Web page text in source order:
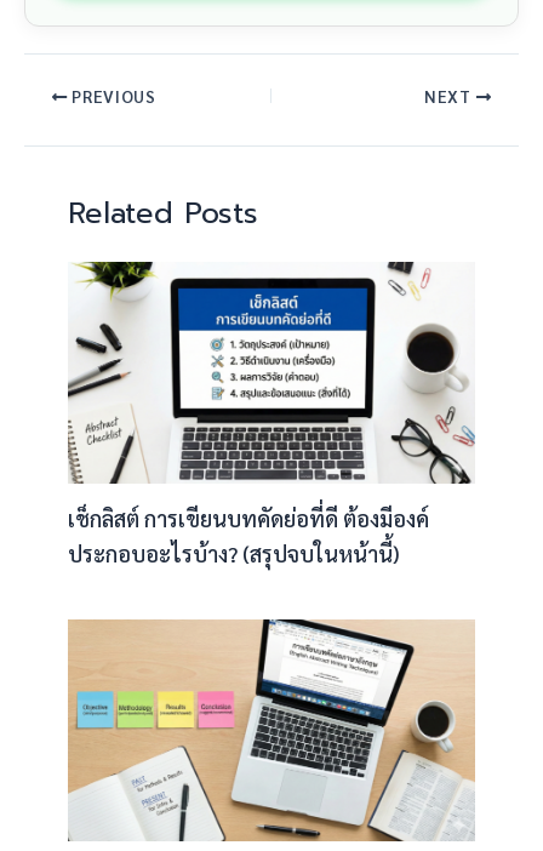
PREVIOUS NEXT
Related Posts
เช็กลิสต์ การเขียนบทคัดย่อที่ดี ต้องมีองค์
ประกอบอะไรบ้าง? (สรุปจบในหน้านี้)